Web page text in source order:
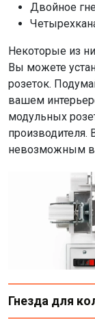
Двойное
Некоторые из
Вы можете
розеток.
вашем
модульных
производителя.
невозможным
Гнезда для